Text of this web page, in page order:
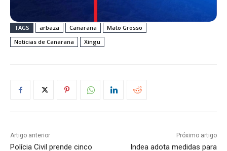
TAGS arbaza Canarana
Mato Grosso
Noticias de Canarana
Xingu
Artigo anterior
Polícia Civil prende cinco
Próximo artigo
Indea adota medidas para